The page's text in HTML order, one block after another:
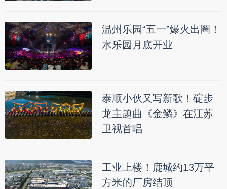
温州乐园“五一”爆火出圈！
水乐园月底开业
泰顺小伙又写新歌！碇步
龙主题曲《金鳞》在江苏
卫视首唱
工业上楼！鹿城约13万平
方米的厂房结顶